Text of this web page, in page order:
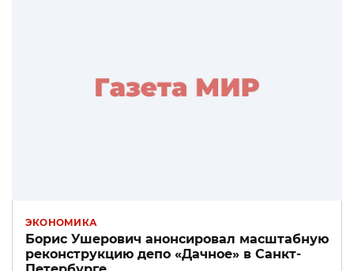
ЭКОНОМИКА
Борис Ушерович анонсировал масштабную
реконструкцию депо «Дачное» в Санкт-